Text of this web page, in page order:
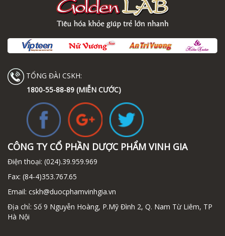
TỔNG ĐÀI CSKH:
1800-55-88-89 (MIỄN CƯỚC)
CÔNG TY CỔ PHẦN DƯỢC PHẨM VINH GIA
Điện thoại: (024).39.959.969
Fax: (84-4)353.767.65
Email: cskh@duocphamvinhgia.vn
Địa chỉ: Số 9 Nguyễn Hoàng, P.Mỹ Đình 2, Q. Nam Từ Liêm, TP
Hà Nội